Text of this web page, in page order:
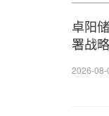
卓阳
署战
2026-08-